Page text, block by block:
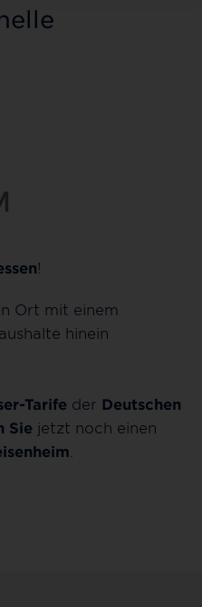
!
Ort mit einem
hinein
Tarife der Deutschen
Sie jetzt noch einen